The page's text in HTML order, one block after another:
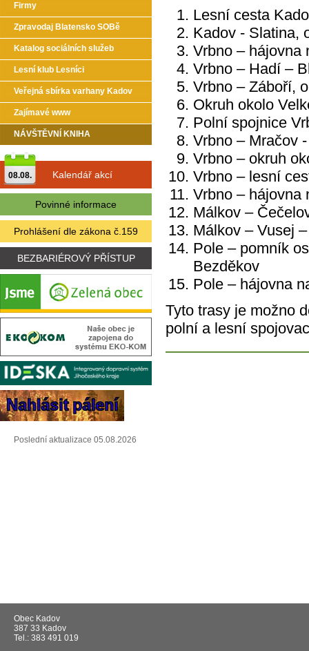
Lesní cesta
Kadov - Slatina,
Vrbno – hájovna
Vrbno – Hadí –
Vrbno – Záboří,
Okruh okolo
Polní spojnice
Vrbno – Mračov
Vrbno – okruh
Vrbno – lesní
Vrbno – hájovna
Málkov –
Málkov – Vusej
Pole – pomník
Bezděkov
Pole – hájovna
Tyto trasy je možno
polní a lesní
Firmy
Zpravodaj Blatensko SOBě
Katalog sociálních služeb
Lesní klub Lesníci
Veřejná sbírka varhany Kadov
Zajímavé www
NÁVŠTĚVNÍ KNIHA
08.08. Kalendář akcí
Povinné informace
Prohlášení dle zákona č.159
BEZBARIÉROVÝ PŘÍSTUP
Poslední aktualizace 05.08.2026
Obec Kadov
387 33 Kadov
Tel.: 383 491 019